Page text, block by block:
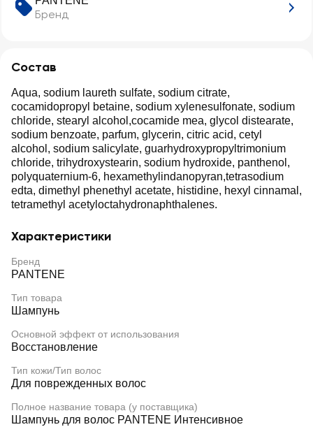
Бренд
Состав
Aqua, sodium laureth sulfate, sodium citrate,
cocamidopropyl betaine, sodium xylenesulfonate, sodium
chloride, stearyl alcohol,cocamide mea, glycol distearate,
sodium benzoate, parfum, glycerin, citric acid, cetyl
alcohol, sodium salicylate, guarhydroxypropyltrimonium
chloride, trihydroxystearin, sodium hydroxide, panthenol,
polyquaternium-6, hexamethylindanopyran,tetrasodium
edta, dimethyl phenethyl acetate, histidine, hexyl cinnamal,
tetramethyl acetyloctahydronaphthalenes.
Характеристики
Бренд
PANTENE
Тип товара
Шампунь
Основной эффект от использования
Восстановление
Тип кожи/Тип волос
Для поврежденных волос
Полное название товара (у поставщика)
Шампунь для волос PANTENE Интенсивное